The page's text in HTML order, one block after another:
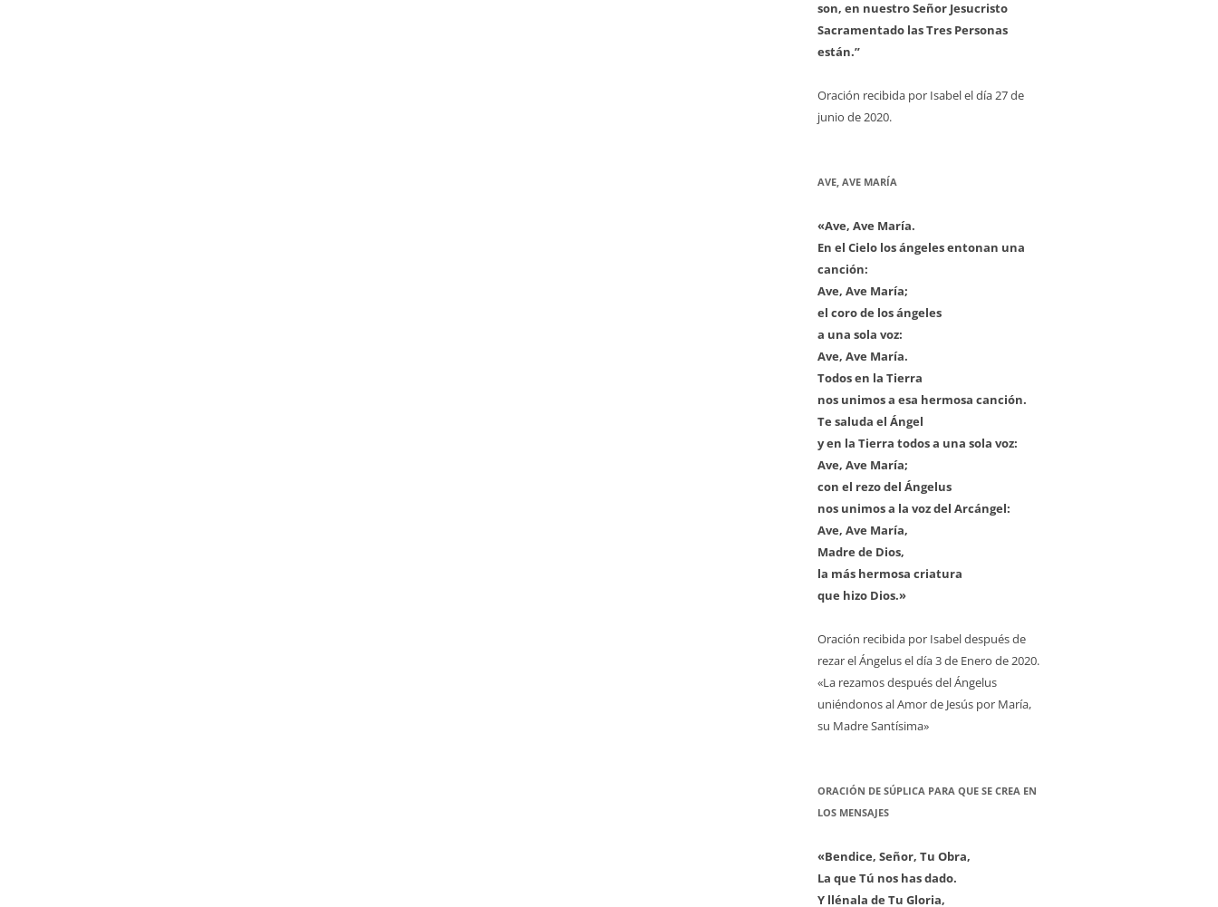
son, en nuestro Señor Jesucristo
Sacramentado las Tres Personas
están.”
Oración recibida por Isabel el día 27 de
junio de 2020.
AVE, AVE MARÍA
«Ave, Ave María.
En el Cielo los ángeles entonan una
canción:
Ave, Ave María;
el coro de los ángeles
a una sola voz:
Ave, Ave María.
Todos en la Tierra
nos unimos a esa hermosa canción.
Te saluda el Ángel
y en la Tierra todos a una sola voz:
Ave, Ave María;
con el rezo del Ángelus
nos unimos a la voz del Arcángel:
Ave, Ave María,
Madre de Dios,
la más hermosa criatura
que hizo Dios.»
Oración recibida por Isabel después de
rezar el Ángelus el día 3 de Enero de 2020.
«La rezamos después del Ángelus
uniéndonos al Amor de Jesús por María,
su Madre Santísima»
ORACIÓN DE SÚPLICA PARA QUE SE CREA EN
LOS MENSAJES
«Bendice, Señor, Tu Obra,
La que Tú nos has dado.
Y llénala de Tu Gloria,